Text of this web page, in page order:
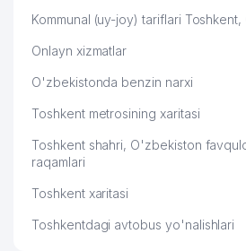
58 PRIMAVERA MChJ
59
ATROF-MUHITNI
SOHASIDA ANALITIK
61
AJANTA PHARMA LTD.
Kommunal (uy-joy) tariflari Toshkent,
Onlayn xizmatlar
O'zbekistonda benzin narxi
Toshkent metrosining xaritasi
Toshkent shahri, O'zbekiston
raqamlari
Toshkent xaritasi
Toshkentdagi avtobus yo'nalishlari